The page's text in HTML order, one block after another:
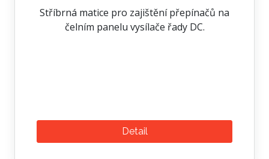
Stříbrná matice pro zajištění přepínačů na
čelním panelu vysílače řady DC.
Detail